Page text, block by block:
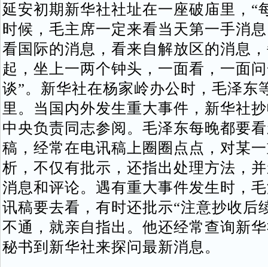
延安初期新华社社址在一座破庙里，“
时候，毛主席一定来看当天第一手消
看国际的消息，看来自解放区的消息
起，坐上一两个钟头，一面看，一面
谈”。新华社在杨家岭办公时，毛泽东
里。当国内外发生重大事件，新华社
中央负责同志参阅。毛泽东每晚都要
稿，经常在电讯稿上圈圈点点，对某
析，不仅有批示，还指出处理方法，
消息和评论。遇有重大事件发生时，
讯稿要去看，有时还批示“注意抄收后
不通，就亲自指出。他还经常查询新
秘书到新华社来探问最新消息。